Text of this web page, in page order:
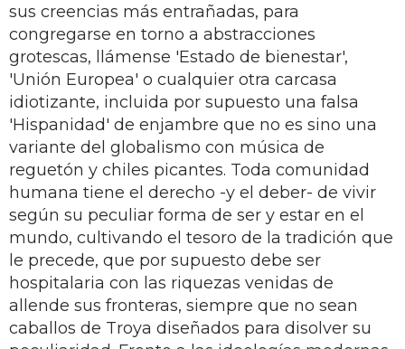
sus creencias más entrañadas, para
congregarse en torno a abstracciones
grotescas, llámense 'Estado de bienestar',
'Unión Europea' o cualquier otra carcasa
idiotizante, incluida por supuesto una falsa
'Hispanidad' de enjambre que no es sino una
variante del globalismo con música de
reguetón y chiles picantes. Toda comunidad
humana tiene el derecho -y el deber- de vivir
según su peculiar forma de ser y estar en el
mundo, cultivando el tesoro de la tradición que
le precede, que por supuesto debe ser
hospitalaria con las riquezas venidas de
allende sus fronteras, siempre que no sean
caballos de Troya diseñados para disolver su